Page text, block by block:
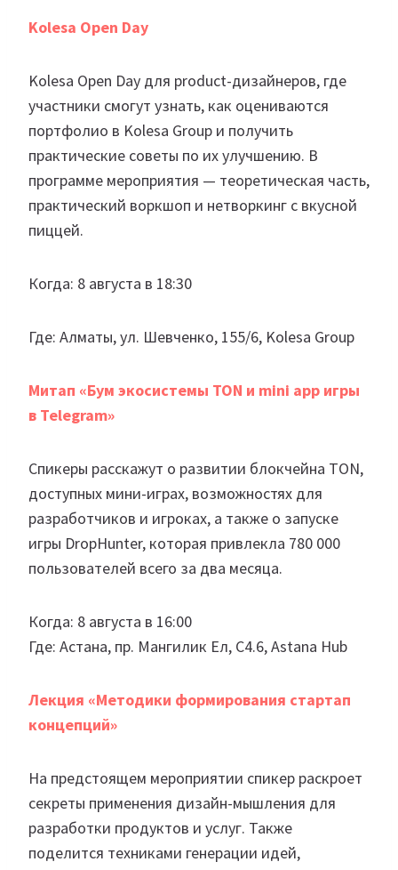
Kolesa Open Day
Kolesa Open Day для product-дизайнеров, где
участники смогут узнать, как оцениваются
портфолио в Kolesa Group и получить
практические советы по их улучшению. В
программе мероприятия — теоретическая часть,
практический воркшоп и нетворкинг с вкусной
пиццей.
Когда: 8 августа в 18:30
Где: Алматы, ул. Шевченко, 155/6, Kolesa Group
Митап «Бум экосистемы TON и mini app игры
в Telegram»
Спикеры расскажут о развитии блокчейна TON,
доступных мини-играх, возможностях для
разработчиков и игроках, а также о запуске
игры DropHunter, которая привлекла 780 000
пользователей всего за два месяца.
Когда: 8 августа в 16:00
Где: Астана, пр. Мангилик Ел, С4.6, Astana Hub
Лекция «Методики формирования стартап
концепций»
На предстоящем мероприятии спикер раскроет
секреты применения дизайн-мышления для
разработки продуктов и услуг. Также
поделится техниками генерации идей,